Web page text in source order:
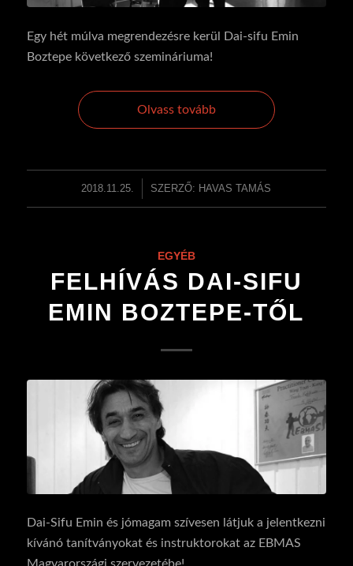
Egy hét múlva megrendezésre kerül Dai-sifu Emin
Boztepe következő szemináriuma!
Olvass tovább
2018.11.25.
/ SZERZŐ: HAVAS TAMÁS
EGYÉB
FELHÍVÁS DAI-SIFU
EMIN BOZTEPE-TŐL
Dai-Sifu Emin és jómagam szívesen látjuk a jelentkezni
kívánó tanítványokat és instruktorokat az EBMAS